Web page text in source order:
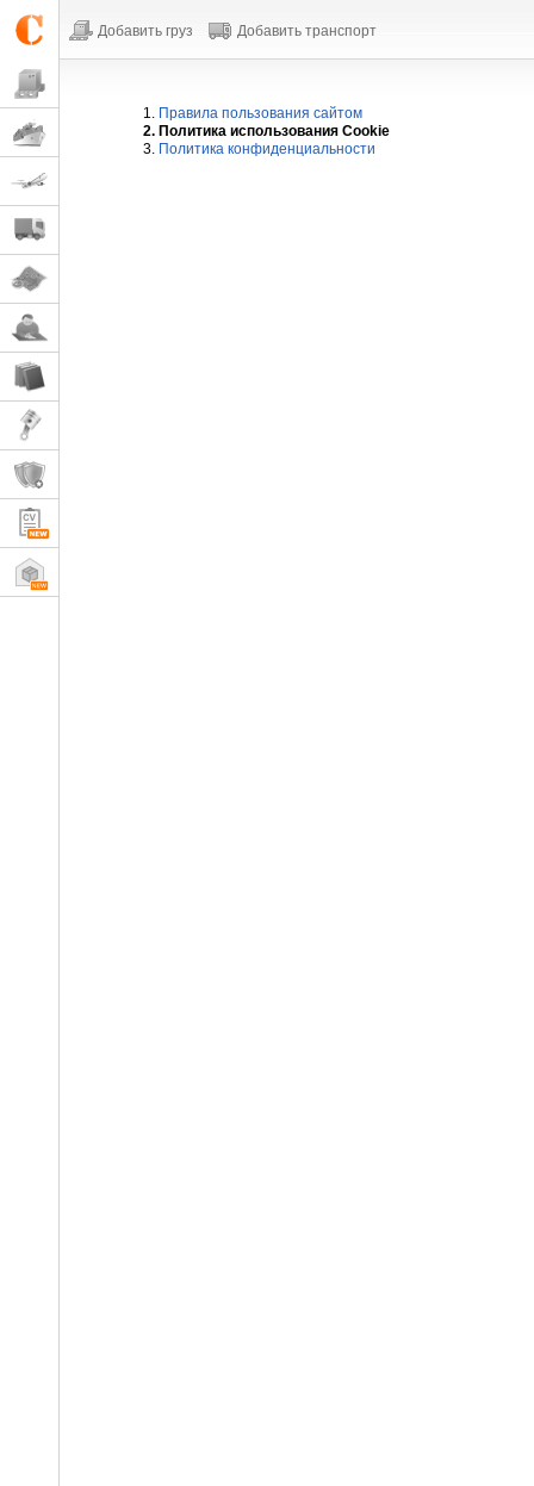
Добавить груз Добавить транспорт
1. Правила пользования сайтом
2. Политика использования Cookie
3. Политика конфиденциальности